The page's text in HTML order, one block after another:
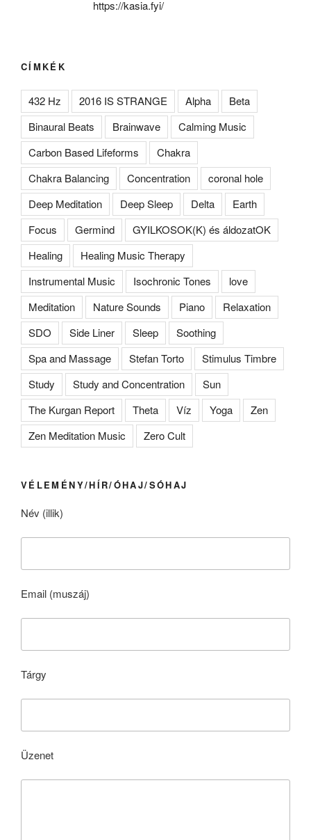
https://kasia.fyi/
CÍMKÉK
432 Hz 2016 IS STRANGE Alpha
Beta
Binaural Beats
Brainwave
Calming Music
Carbon Based Lifeforms
Chakra
Chakra Balancing
Concentration
coronal hole
Deep Meditation
Deep Sleep Delta
Earth
Focus
Germind
GYILKOSOK(K) és áldozatOK
Healing
Healing Music Therapy
Instrumental Music
Isochronic Tones
love
Meditation
Nature Sounds Piano
Relaxation
SDO
Side Liner Sleep
Soothing
Spa and Massage
Stefan Torto
Stimulus Timbre
Study
Study and Concentration
Sun
The Kurgan Report
Theta Víz Yoga
Zen
Zen Meditation Music
Zero Cult
VÉLEMÉNY/HÍR/ÓHAJ/SÓHAJ
Név (illik)
Email (muszáj)
Tárgy
Üzenet